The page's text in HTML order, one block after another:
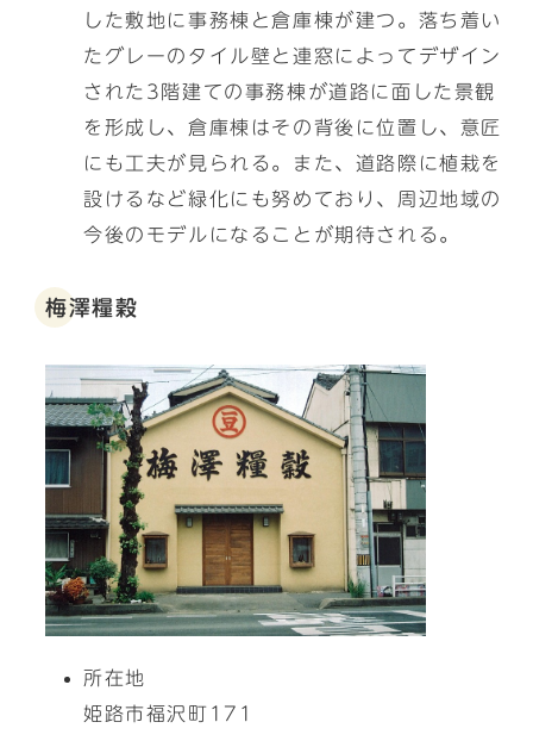
した敷地に事務棟と倉庫棟が建つ。落ち着い
たグレーのタイル壁と連窓によってデザイン
された3階建ての事務棟が道路に面した景観
を形成し、倉庫棟はその背後に位置し、意匠
にも工夫が見られる。また、道路際に植栽を
設けるなど緑化にも努めており、周辺地域の
今後のモデルになることが期待される。
梅澤糧穀
所在地
姫路市福沢町171